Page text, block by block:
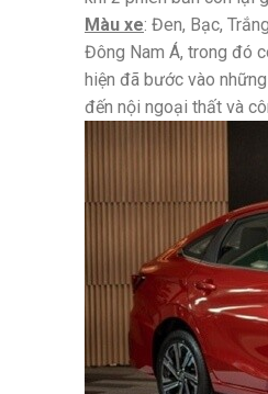
Màu xe: Đen, Bạc,
Đông Nam Á, trong đó
hiện đã bước vào
đến nội ngoại thất và